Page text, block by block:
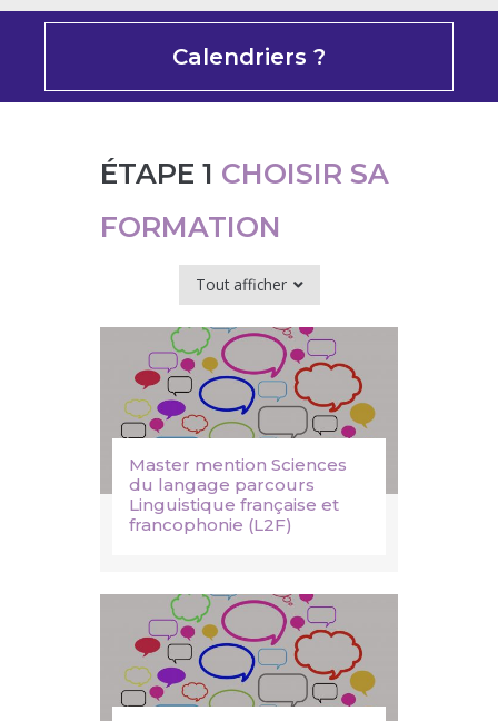
Calendriers ?
ÉTAPE 1 CHOISIR SA
FORMATION
Tout afficher
Master mention Sciences
du langage parcours
Linguistique française et
francophonie (L2F)